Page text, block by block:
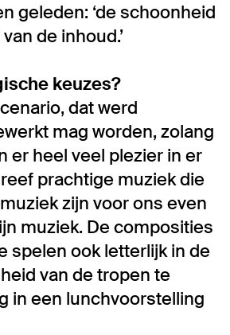
geleden: ‘de schoonheid
de inhoud.’
keuzes?
dat werd
mag worden, zolang
er heel veel plezier in er
prachtige muziek die
zijn voor ons even
muziek. De composities
spelen ook letterlijk in de
van de tropen te
in een lunchvoorstelling